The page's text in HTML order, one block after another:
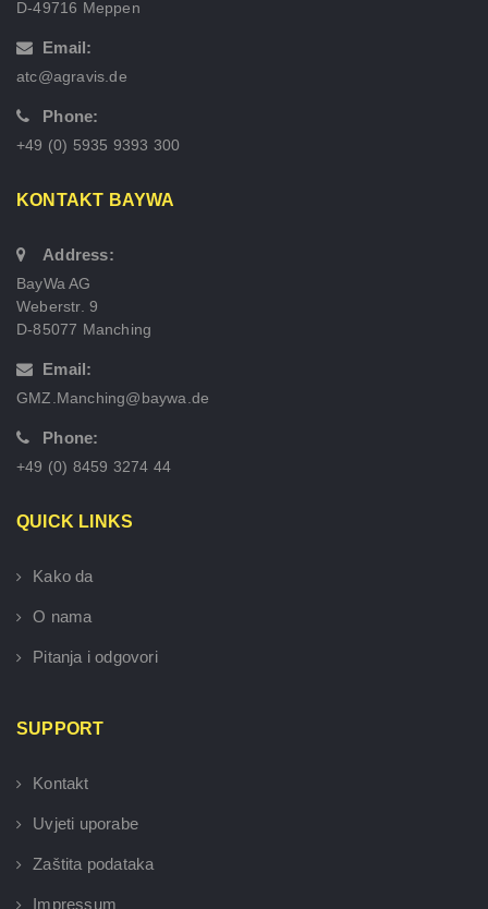
D-49716 Meppen
Email:
atc@agravis.de
Phone:
+49 (0) 5935 9393 300
KONTAKT BAYWA
Address:
BayWa AG
Weberstr. 9
D-85077 Manching
Email:
GMZ.Manching@baywa.de
Phone:
+49 (0) 8459 3274 44
QUICK LINKS
Kako da
O nama
Pitanja i odgovori
SUPPORT
Kontakt
Uvjeti uporabe
Zaštita podataka
Impressum